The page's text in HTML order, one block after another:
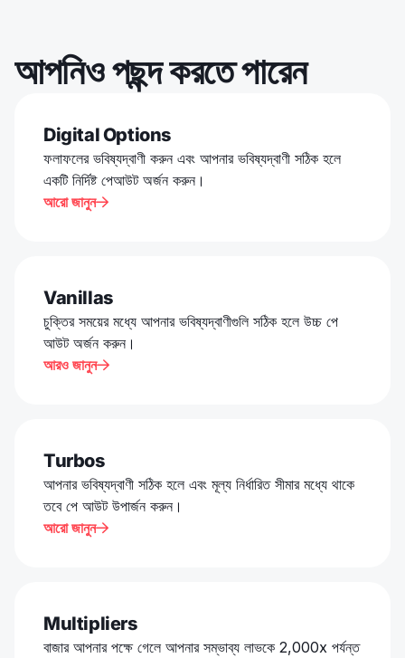
আপনিও পছন্দ করতে পারেন
Digital Options
ফলাফলের ভবিষ্যদ্বাণী করুন এবং আপনার ভবিষ্যদ্বাণী সঠিক হলে
একটি নির্দিষ্ট পেআউট অর্জন করুন।
আরো জানুন
Vanillas
চুক্তির সময়ের মধ্যে আপনার ভবিষ্যদ্বাণীগুলি সঠিক হলে উচ্চ পে
আউট অর্জন করুন।
আরও জানুন
Turbos
আপনার ভবিষ্যদ্বাণী সঠিক হলে এবং মূল্য নির্ধারিত সীমার মধ্যে থাকে
তবে পে আউট উপার্জন করুন।
আরো জানুন
Multipliers
বাজার আপনার পক্ষে গেলে আপনার সম্ভাব্য লাভকে 2,000x পর্যন্ত